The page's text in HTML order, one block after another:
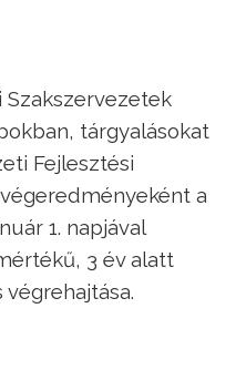
tárgyalásokat
Fejlesztési
a
1. napjával
3 év alatt